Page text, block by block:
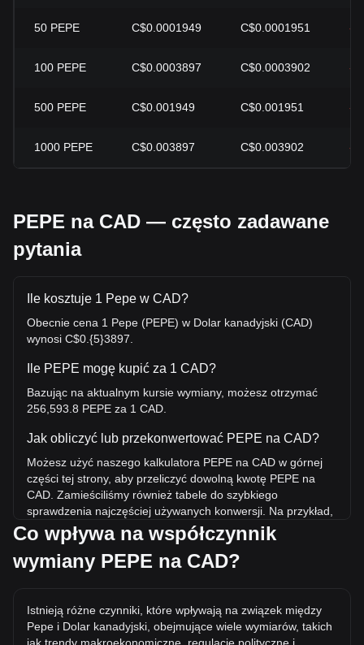
50 PEPE C$0.0001949 C$0.0001951 -
100 PEPE C$0.0003897 C$0.0003902 -
500 PEPE C$0.001949 C$0.001951 -
1000 PEPE C$0.003897 C$0.003902 -
PEPE na CAD — często zadawane
pytania
Ile kosztuje 1 Pepe w CAD?
Obecnie cena 1 Pepe (PEPE) w Dolar kanadyjski (CAD)
wynosi C$0.{5}3897.
Ile PEPE mogę kupić za 1 CAD?
Bazując na aktualnym kursie wymiany, możesz otrzymać
256,593.8 PEPE za 1 CAD.
Jak obliczyć lub przekonwertować PEPE na CAD?
Możesz użyć naszego kalkulatora PEPE na CAD w górnej
części tej strony, aby przeliczyć dowolną kwotę PEPE na
CAD. Zamieściliśmy również tabele do szybkiego
sprawdzenia najczęściej używanych konwersji. Na przykład,
5 CAD jest równoważne 1,282,968.99 PEPE, natomiast 5
PEPE będzie kosztować około 0.{4}1949CAD.
Jaka jest najwyższa cena PEPE/CAD w historii?
Czas pokaże, czy wartość 1 PEPE/CAD przekroczy obecny
rekord wszech czasów.
Co wpływa na współczynnik
wymiany PEPE na CAD?
Istnieją różne czynniki, które wpływają na związek między
Pepe i Dolar kanadyjski, obejmujące wiele wymiarów, takich